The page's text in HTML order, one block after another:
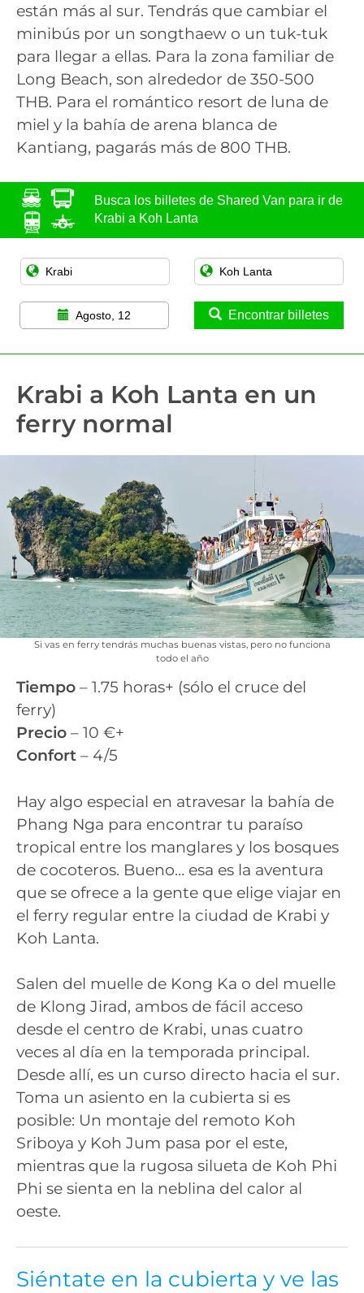
están más al sur. Tendrás que cambiar el
minibús por un songthaew o un tuk-tuk
para llegar a ellas. Para la zona familiar de
Long Beach, son alrededor de 350-500
THB. Para el romántico resort de luna de
miel y la bahía de arena blanca de
Kantiang, pagarás más de 800 THB.
Busca los billetes de Shared Van para ir de
Krabi a Koh Lanta
Agosto, 12 Encontrar billetes
Krabi a Koh Lanta en un
ferry normal
Si vas en ferry tendrás muchas buenas vistas, pero no funciona
todo el año
Tiempo – 1.75 horas+ (sólo el cruce del
ferry)
Precio – 10 €+
Confort – 4/5
Hay algo especial en atravesar la bahía de
Phang Nga para encontrar tu paraíso
tropical entre los manglares y los bosques
de cocoteros. Bueno… esa es la aventura
que se ofrece a la gente que elige viajar en
el ferry regular entre la ciudad de Krabi y
Koh Lanta.
Salen del muelle de Kong Ka o del muelle
de Klong Jirad, ambos de fácil acceso
desde el centro de Krabi, unas cuatro
veces al día en la temporada principal.
Desde allí, es un curso directo hacia el sur.
Toma un asiento en la cubierta si es
posible: Un montaje del remoto Koh
Sriboya y Koh Jum pasa por el este,
mientras que la rugosa silueta de Koh Phi
Phi se sienta en la neblina del calor al
oeste.
Siéntate en la cubierta y ve las